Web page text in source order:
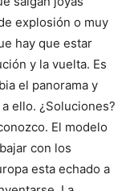
explosión o muy
hay que estar
y la vuelta. Es
el panorama y
ello. ¿Soluciones?
El modelo
con los
esta echado a